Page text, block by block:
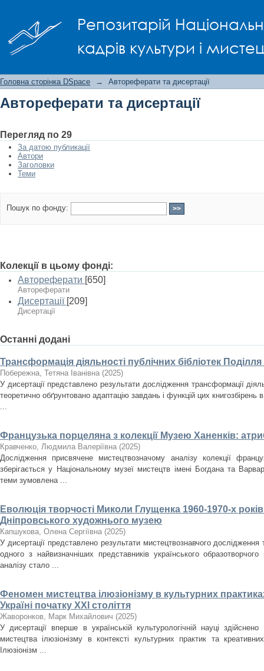
Репозитарій
кадрів культури і
Головна сторінка DSpace → Автореферати та дисертації
Автореферати та дисертації
Перегляд по 29
За датою публикації
Автори
Заголовки
Теми
Пошук по фонду:
Колекції в цьому фонді:
Автореферати [650]
Автореферати
Дисертації [209]
Дисертації
Останні додані
Трансформація діяльності публічних бібліотек
Побережна, Тетяна Іванівна (2025)
У дисертації представлено результати дослідження трансформації
теоретично обґрунтовано адаптацію завдань і функцій цих книгозбірень
...
Французька порцеляна з колекції Музею Ханенків:
Кравченко, Людмила Валеріївна (2025)
Дослідження присвячене мистецтвозначому аналізу колекції
зберігається у Національному музеї мистецтв імені Богдана та
теми зумовлена ...
Еволюція творчості Миколи Глущенка 1960-1970-х
Дніпровського художнього музею
Капшукова, Олена Сергіївна (2025)
У дисертації представлено результати мистецтвознавчого
одного з найвизначніших представників українського
аналізу стало ...
Феномен мистецтва ілюзіонізму в культурних
Україні початку ХХІ століття
Жаворонков, Марк Михайлович (2025)
У дисертації вперше в українській культурологічній науці
мистецтва ілюзіонізму в контексті культурних практик та
Ілюзіонізм ...